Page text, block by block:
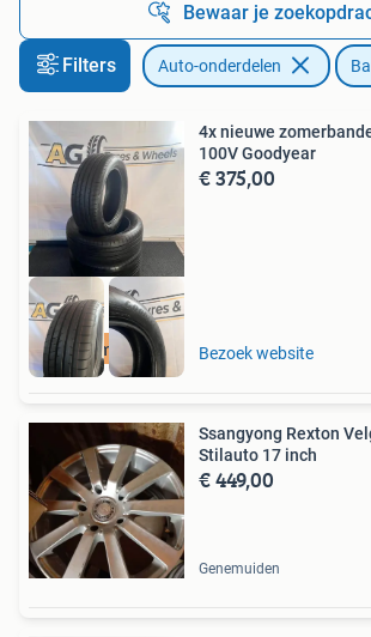
Bewaar je
Filters Auto-onderdelen
Gratis montage
4x nieuwe
100V Goodyear
€ 375,00
Bezoek website
Ssangyong Rexton
Stilauto 17 inch
€ 449,00
Genemuiden